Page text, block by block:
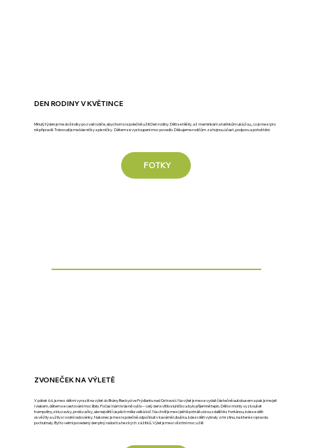
DEN RODINY V KVĚTINCE
Minulý týden jsme do školky pozvali rodiče, abychom si společně užili Den rodiny. Děti se těšily, až maminkám a tatínkům ukážou,, co jsme si pro
ně připravili. Trénovali jsme básničky a písničky. Dětem se vystoupení moc povedlo. Děkujeme rodičům za hojnou účast, podporu a pohoštění.
FOTKY
ZVONEČEK NA VÝLETĚ
V pátek 6.6. jsme s dětmi vyrazili na výlet do Brány Beskyd ve Frýdlantu nad Ostravicí. Na výlet jsme se vydali částečně autobusem a pak jsme jeli
i vlakem, dětem se cestování moc líbilo. Počasí nám krásně vyšlo – celý den svítilo sluníčko a bylo příjemně teplo. Děti si mohly vyzkoušet
trampolíny, skluzavky, prolézačky, ale největší úspěch měla velká loď. Na chvíli jsme si ještě pohráli u brouzdaliště s fontánou, kde se děti
osvěžily a užily si vodní radovánky. Nakonec jsme si společně odpočinuli v kavárně Libuška, kde si děti vybraly zmrzlinu, na které si opravdu
pochutnaly. Byl to velmi povedený den plný radosti a hezkých zážitků. Výlet jsme si všichni moc užili!